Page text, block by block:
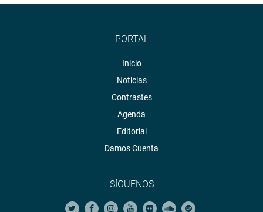
PORTAL
Inicio
Noticias
Contrastes
Agenda
Editorial
Damos Cuenta
SÍGUENOS